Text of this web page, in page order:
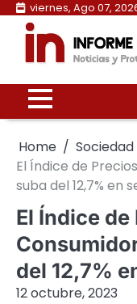
Skip
content
viernes, Ago 07,
Home
Sociedad
El Índice de
suba del 12,7% en
El Índice de
del 12,7%
12 octubre, 2023